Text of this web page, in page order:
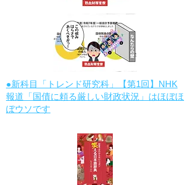
●新科目「トレンド研究科」【第1回】NHK
報道「国債に頼る厳しい財政状況」はほぼほ
ぼウソです